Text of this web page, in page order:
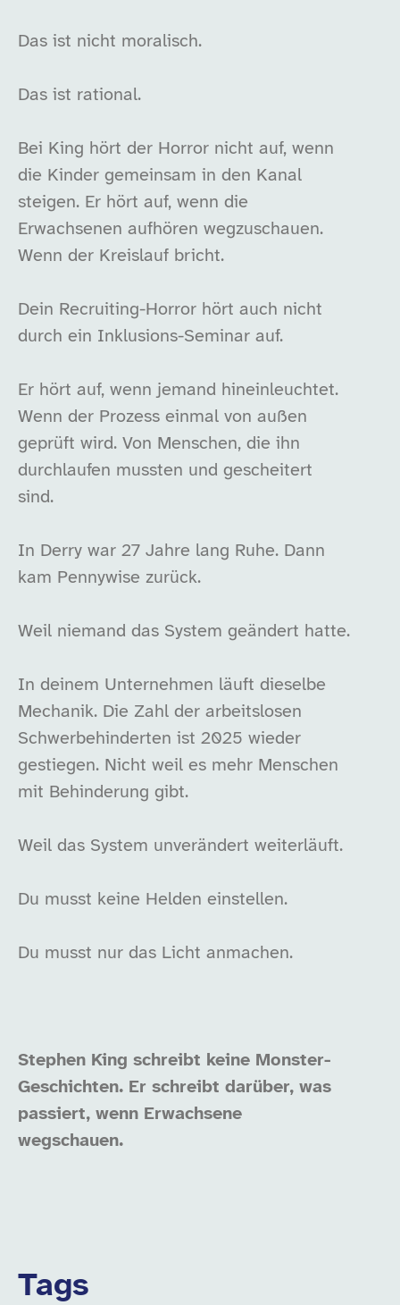
Das ist nicht moralisch.
Das ist rational.
Bei King hört der Horror nicht auf, wenn
die Kinder gemeinsam in den Kanal
steigen. Er hört auf, wenn die
Erwachsenen aufhören wegzuschauen.
Wenn der Kreislauf bricht.
Dein Recruiting-Horror hört auch nicht
durch ein Inklusions-Seminar auf.
Er hört auf, wenn jemand hineinleuchtet.
Wenn der Prozess einmal von außen
geprüft wird. Von Menschen, die ihn
durchlaufen mussten und gescheitert
sind.
In Derry war 27 Jahre lang Ruhe. Dann
kam Pennywise zurück.
Weil niemand das System geändert hatte.
In deinem Unternehmen läuft dieselbe
Mechanik. Die Zahl der arbeitslosen
Schwerbehinderten ist 2025 wieder
gestiegen. Nicht weil es mehr Menschen
mit Behinderung gibt.
Weil das System unverändert weiterläuft.
Du musst keine Helden einstellen.
Du musst nur das Licht anmachen.
Stephen King schreibt keine Monster-
Geschichten. Er schreibt darüber, was
passiert, wenn Erwachsene
wegschauen.
Tags